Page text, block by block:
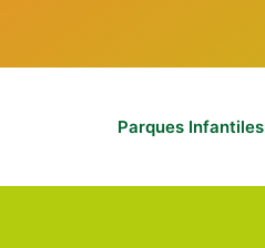
Parques Infantiles